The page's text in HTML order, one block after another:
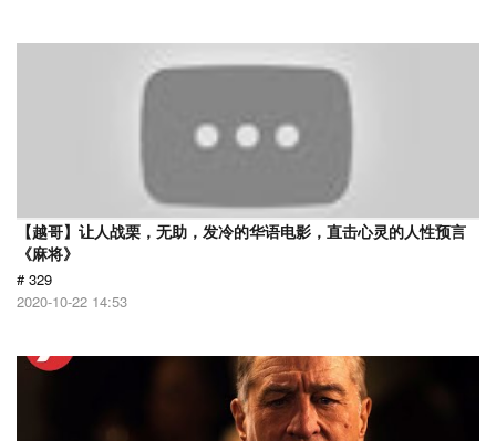
【越哥】让人战栗，无助，发冷的华语电影，直击心灵的人性预言
《麻将》
# 329
2020-10-22 14:53